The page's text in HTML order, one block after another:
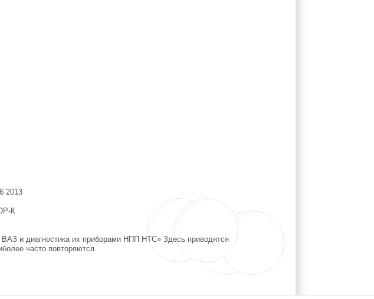
2013
К
и диагностика их приборами НПП НТС» Здесь приводятся
часто повторяются.